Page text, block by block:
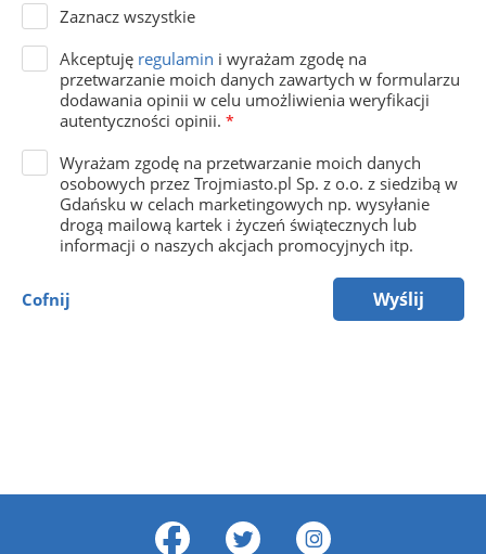
Zaznacz wszystkie
Akceptuję regulamin i wyrażam zgodę na
przetwarzanie moich danych zawartych w formularzu
dodawania opinii w celu umożliwienia weryfikacji
autentyczności opinii. *
Wyrażam zgodę na przetwarzanie moich danych
osobowych przez Trojmiasto.pl Sp. z o.o. z siedzibą w
Gdańsku w celach marketingowych np. wysyłanie
drogą mailową kartek i życzeń świątecznych lub
informacji o naszych akcjach promocyjnych itp.
Cofnij Wyślij